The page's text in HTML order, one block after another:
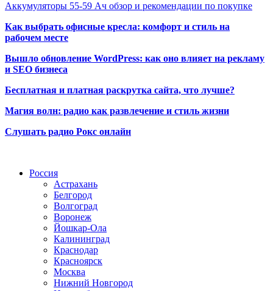
Аккумуляторы 55-59 Ач обзор и рекомендации по покупке
Как выбрать офисные кресла: комфорт и стиль на
рабочем месте
Вышло обновление WordPress: как оно влияет на рекламу
и SEO бизнеса
Бесплатная и платная раскрутка сайта, что лучше?
Магия волн: радио как развлечение и стиль жизни
Слушать радио Рокс онлайн
Россия
Астрахань
Белгород
Волгоград
Воронеж
Йошкар-Ола
Калининград
Краснодар
Красноярск
Москва
Нижний Новгород